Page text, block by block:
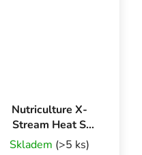
Nutriculture X-
Stream Heat S
Propagator
Skladem (>5 ks)